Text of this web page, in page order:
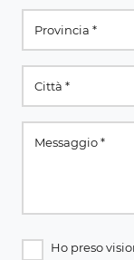
Ho preso